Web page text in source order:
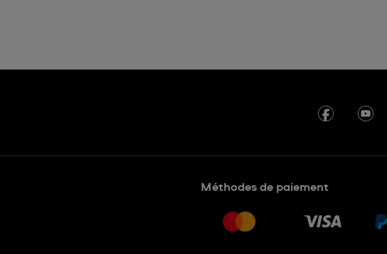
Méthodes de paiement